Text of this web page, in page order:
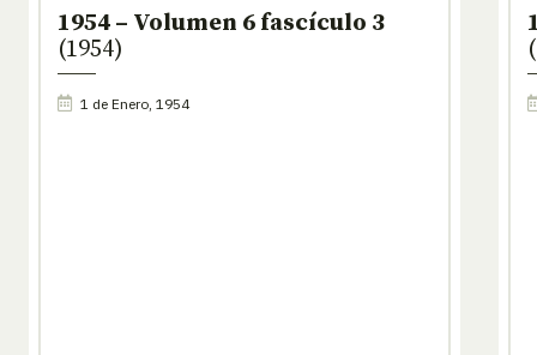
1954 – Volumen 6 fascículo 3
(1954)
1 de Enero, 1954